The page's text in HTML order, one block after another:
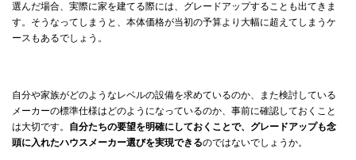
選んだ場合、実際に家を建てる際には、グレードアップすることも出てきま
す。そうなってしまうと、本体価格が当初の予算より大幅に超えてしまうケ
ースもあるでしょう。
自分や家族がどのようなレベルの設備を求めているのか、また検討している
メーカーの標準仕様はどのようになっているのか、事前に確認しておくこと
は大切です。 自分たちの要望を明確にしておくことで、グレードアップも念
頭に入れたハウスメーカー選びを実現できるのではないでしょうか。